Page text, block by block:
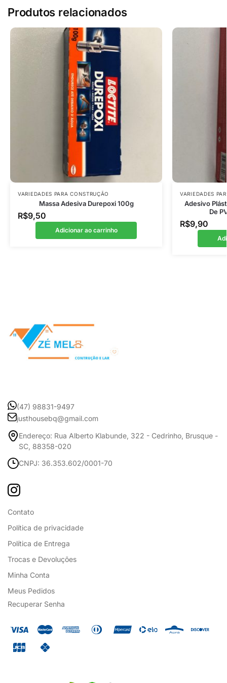
Produtos relacionados
VARIEDADES PARA CONSTRUÇÃO
Massa Adesiva Durepoxi 100g
R$9,50
Adicionar ao carrinho
VARIEDADES
Adesivo
De
R$9,90
(47) 98831-9497
justhousebq@gmail.com
Endereço: Rua Alberto Klabunde, 322 - Cedrinho, Brusque -
SC, 88358-020
CNPJ: 36.353.602/0001-70
Contato
Política de privacidade
Política de Entrega
Trocas e Devoluções
Minha Conta
Meus Pedidos
Recuperar Senha